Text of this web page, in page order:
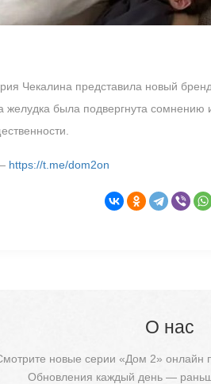
Чекалина представила новый
желудка была подвергнута
https://t.me/dom2on
О нас
новые серии «Дом 2» онлайн
Обновления каждый день —